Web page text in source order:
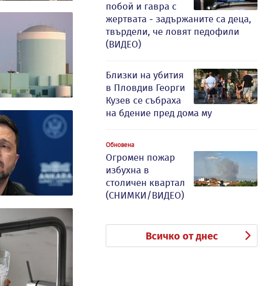
побой и гавра с
жертвата - задържаните са деца,
твърдели, че ловят педофили
(ВИДЕО)
Близки на убития
в Пловдив Георги
Кузев се събраха
на бдение пред дома му
Обновена
Огромен пожар
избухна в
столичен квартал
(СНИМКИ/ВИДЕО)
Всичко от днес